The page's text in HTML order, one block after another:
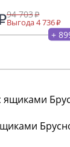
94 703
Выгода 4 736
+